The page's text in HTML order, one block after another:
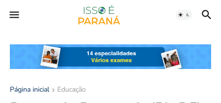
Página inicial Educação